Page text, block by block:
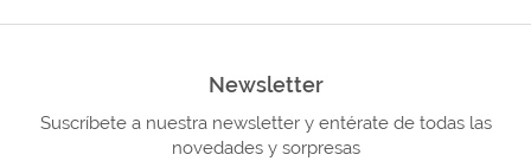
Newsletter
Suscríbete a nuestra newsletter y entérate de todas las
novedades y sorpresas